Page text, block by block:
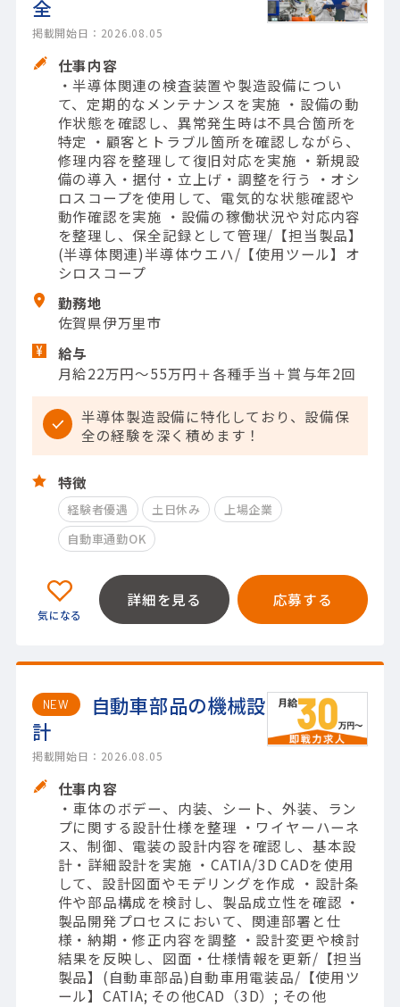
全
掲載開始日：2026.08.05
仕事内容
・半導体関連の検査装置や製造設備につい
て、定期的なメンテナンスを実施 ・設備の動
作状態を確認し、異常発生時は不具合箇所を
特定 ・顧客とトラブル箇所を確認しながら、
修理内容を整理して復旧対応を実施 ・新規設
備の導入・据付・立上げ・調整を行う ・オシ
ロスコープを使用して、電気的な状態確認や
動作確認を実施 ・設備の稼働状況や対応内容
を整理し、保全記録として管理/【担当製品】
(半導体関連)半導体ウエハ/【使用ツール】オ
シロスコープ
勤務地
佐賀県伊万里市
給与
月給22万円～55万円＋各種手当＋賞与年2回
半導体製造設備に特化しており、設備保
全の経験を深く積めます！
特徴
経験者優遇 土日休み
上場企業
自動車通勤OK
詳細を見る 応募する
NEW
自動車部品の機械設
計
掲載開始日：2026.08.05
仕事内容
・車体のボデー、内装、シート、外装、ラン
プに関する設計仕様を整理 ・ワイヤーハーネ
ス、制御、電装の設計内容を確認し、基本設
計・詳細設計を実施 ・CATIA/3D CADを使用
して、設計図面やモデリングを作成 ・設計条
件や部品構成を検討し、製品成立性を確認 ・
製品開発プロセスにおいて、関連部署と仕
様・納期・修正内容を調整 ・設計変更や検討
結果を反映し、図面・仕様情報を更新/【担当
製品】(自動車部品)自動車用電装品/【使用ツ
ール】CATIA; その他CAD（3D）; その他